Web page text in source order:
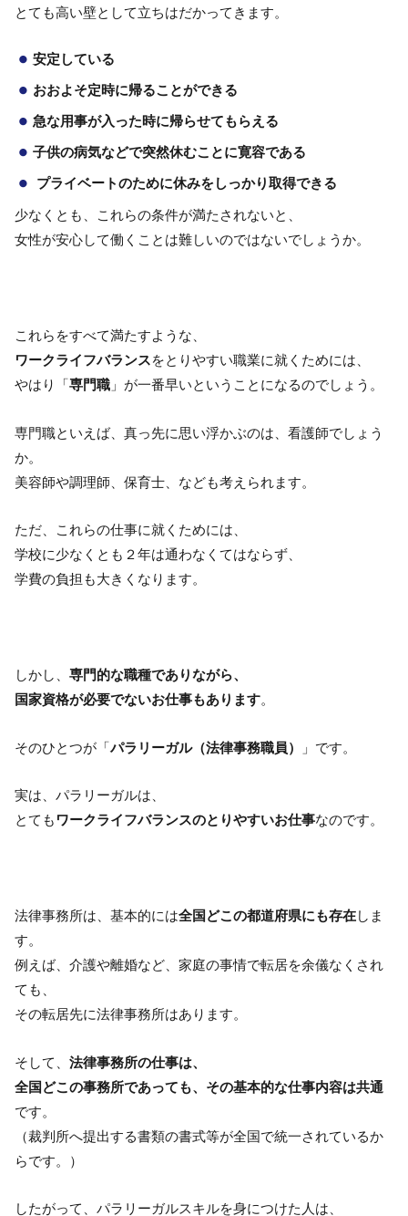
とても高い壁として立ちはだかってきます。
安定している
おおよそ定時に帰ることができる
急な用事が入った時に帰らせてもらえる
子供の病気などで突然休むことに寛容である
プライベートのために休みをしっかり取得できる
少なくとも、これらの条件が満たされないと、
女性が安心して働くことは難しいのではないでしょうか。
これらをすべて満たすような、
ワークライフバランスをとりやすい職業に就くためには、
やはり「専門職 」が一番早いということになるのでしょう。
専門職といえば、真っ先に思い浮かぶのは、看護師でしょう
か。
美容師や調理師、保育士、なども考えられます。
ただ、これらの仕事に就くためには、
学校に少なくとも２年は通わなくてはならず、
学費の負担も大きくなります。
しかし、 専門的な職種でありながら、
国家資格が必要でないお仕事もあります。
そのひとつが「パラリーガル（法律事務職員） 」です。
実は、パラリーガルは、
とても ワークライフバランスのとりやすいお仕事なのです。
法律事務所は、基本的には全国どこの都道府県にも存在しま
す。
例えば、介護や離婚など、家庭の事情で転居を余儀なくされ
ても、
その転居先に法律事務所はあります。
そして、 法律事務所の仕事は、
全国どこの事務所であっても、その基本的な仕事内容は共通
です。
（裁判所へ提出する書類の書式等が全国で統一されているか
らです。）
したがって、パラリーガルスキルを身につけた人は、